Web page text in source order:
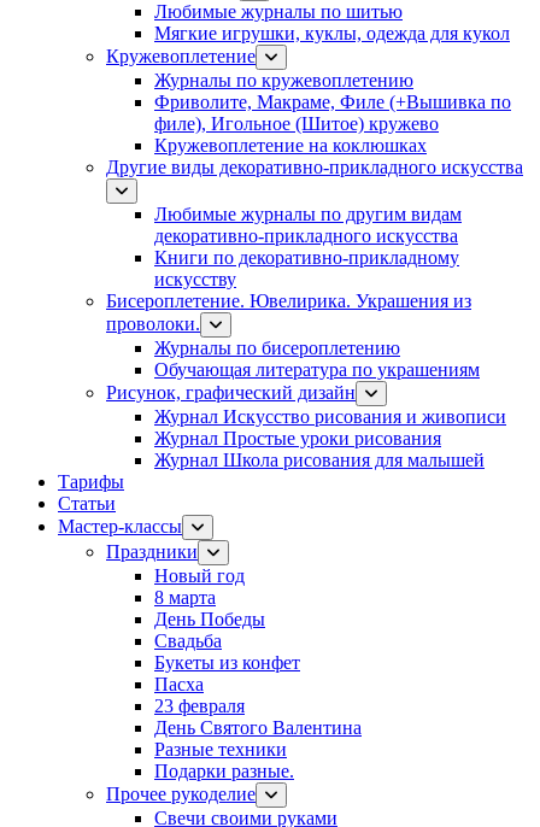
Любимые журналы по шитью
Мягкие игрушки, куклы, одежда для кукол
Кружевоплетение
Журналы по кружевоплетению
Фриволите, Макраме, Филе (+Вышивка по
филе), Игольное (Шитое) кружево
Кружевоплетение на коклюшках
Другие виды декоративно-прикладного искусства
Любимые журналы по другим видам
декоративно-прикладного искусства
Книги по декоративно-прикладному
искусству
Бисероплетение. Ювелирика. Украшения из
проволоки.
Журналы по бисероплетению
Обучающая литература по украшениям
Рисунок, графический дизайн
Журнал Искусство рисования и живописи
Журнал Простые уроки рисования
Журнал Школа рисования для малышей
Тарифы
Статьи
Мастер-классы
Праздники
Новый год
8 марта
День Победы
Свадьба
Букеты из конфет
Пасха
23 февраля
День Святого Валентина
Разные техники
Подарки разные.
Прочее рукоделие
Свечи своими руками